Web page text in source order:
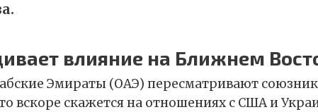
влияние на Ближнем
Эмираты (ОАЭ) пересматривают
вскоре скажется на отношениях с США и